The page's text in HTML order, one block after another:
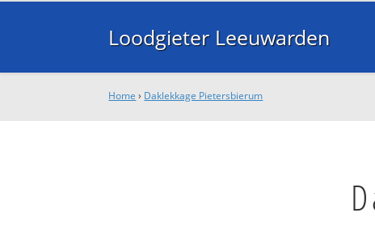
Loodgieter Leeuwarden
Home › Daklekkage Pietersbierum